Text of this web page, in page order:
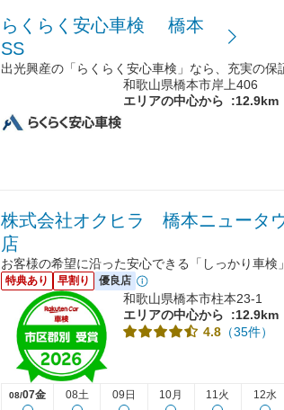
らくらく安心車検 橋本
SS
出光興産の「らくらく安心車検」なら、充実の保
和歌山県橋本市岸上406
エリアの中心から
:12.9km
株式会社オクヒラ 橋本ニュータ
店
お客様の希望に沿った安心できる「しっかり車検
特典あり 早割り 優良店
和歌山県橋本市柱本23-1
エリアの中心から
:12.9km
4.8 （35件）
08/07金 08土 09日 10月 11火 12水